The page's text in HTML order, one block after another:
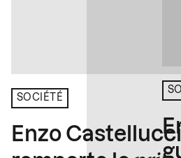
SOCIÉTÉ
Enzo Castellucci